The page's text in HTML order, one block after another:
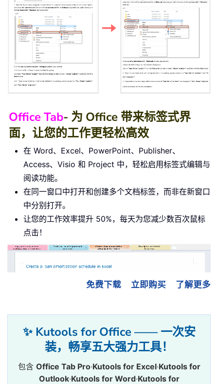
Office Tab- 为 Office 带来标签式界
面，让您的工作更轻松高效
在 Word、Excel、PowerPoint、Publisher、
Access、Visio 和 Project 中，轻松启用标签式编辑与
阅读功能。
在同一窗口中打开和创建多个文档标签，而非在新窗口
中分别打开。
让您的工作效率提升 50%，每天为您减少数百次鼠标
点击！
免费下载 立即购买 了解更多
✨ Kutools for Office —— 一次安
装，畅享五大强力工具！
包含 Office Tab Pro·Kutools for Excel·Kutools for
Outlook·Kutools for Word·Kutools for